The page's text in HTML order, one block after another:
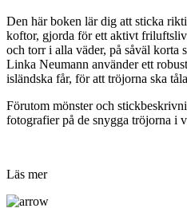
Den här boken lär dig att sticka
koftor, gjorda för ett aktivt
och torr i alla väder, på såväl korta
Linka Neumann använder ett
isländska får, för att tröjorna ska
Förutom mönster och
fotografier på de snygga tröjorna i
Läs mer